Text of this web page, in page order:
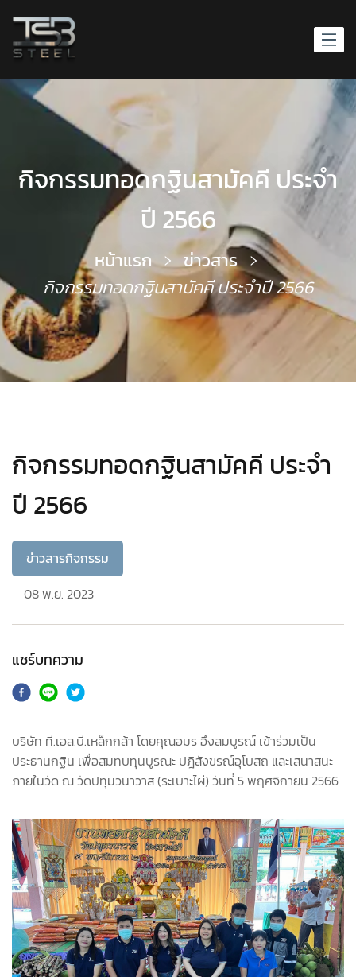
กิจกรรมทอดกฐินสามัคคี ประจำ
ปี 2566
หน้าแรก
ข่าวสาร
กิจกรรมทอดกฐินสามัคคี ประจำปี 2566
กิจกรรมทอดกฐินสามัคคี ประจำ
ปี 2566
ข่าวสารกิจกรรม
08 พ.ย. 2023
แชร์บทความ
บริษัท ที.เอส.บี.เหล็กกล้า โดยคุณอมร อึงสมบูรณ์ เข้าร่วมเป็น
ประธานกฐิน เพื่อสมทบทุนบูรณะ ปฎิสังขรณ์อุโบสถ และเสนาสนะ
ภายในวัด ณ วัดปทุมวนาวาส (ระเบาะไผ่) วันที่ 5 พฤศจิกายน 2566